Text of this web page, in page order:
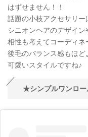
はずせません！！
話題の小枝アクセサリ
シニオンヘアのデザイ
相性も考えてコーディ
後毛のバランス感もほ
可愛いスタイルですね♪
★シンプルワンロー